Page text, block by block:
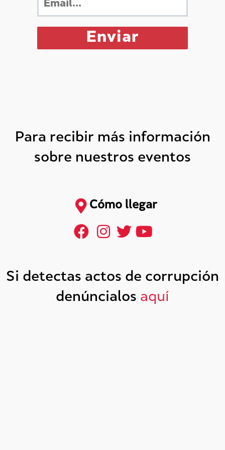
Para recibir más información
sobre nuestros eventos
Cómo llegar
Si detectas actos de corrupción
denúncialos aquí